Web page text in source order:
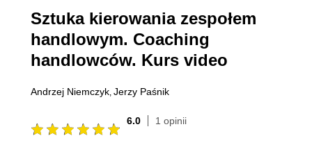
Sztuka kierowania zespołem
handlowym. Coaching
handlowców. Kurs video
Andrzej Niemczyk, Jerzy Paśnik
6.0 1 opinii